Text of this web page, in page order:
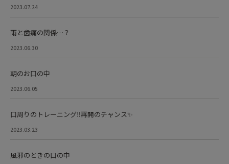
2023.07.24
雨と歯痛の関係…？
2023.06.30
朝のお口の中
2023.06.05
口周りのトレーニング‼︎再開のチャンス✨
2023.03.23
風邪のときの口の中